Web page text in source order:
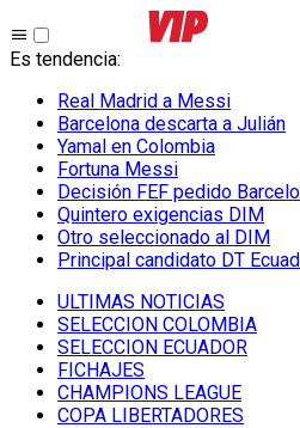
Es tendencia:
Real Madrid a Messi
Barcelona descarta a Julián
Yamal en Colombia
Fortuna Messi
Decisión FEF pedido
Quintero exigencias DIM
Otro seleccionado al DIM
Principal candidato DT
ULTIMAS NOTICIAS
SELECCION COLOMBIA
SELECCION ECUADOR
FICHAJES
CHAMPIONS LEAGUE
COPA LIBERTADORES